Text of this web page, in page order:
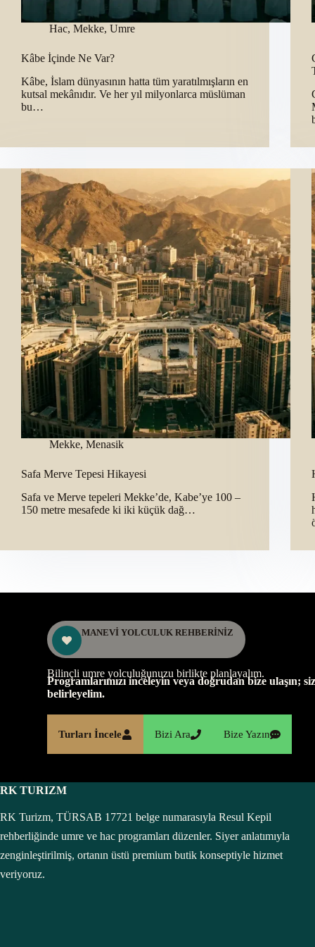
Hac, Mekke, Umre
Kâbe İçinde Ne Var?
Kâbe, İslam dünyasının hatta tüm yaratılmışların en
kutsal mekânıdır. Ve her yıl milyonlarca müslüman
bu…
Mekke, Menasik
Safa Merve Tepesi Hikayesi
Safa ve Merve tepeleri Mekke’de, Kabe’ye 100 –
150 metre mesafede ki iki küçük dağ…
MANEVİ YOLCULUK REHBERİNİZ
Bilinçli umre yolculuğunuzu birlikte planlayalım.
Programlarımızı inceleyin veya doğrudan bize
belirleyelim.
Turları İncele Bizi Ara Bize Yazın
RK TURIZM
RK Turizm, TÜRSAB 17721 belge numarasıyla Resul Kepil
rehberliğinde umre ve hac programları düzenler. Siyer anlatımıyla
zenginleştirilmiş, ortanın üstü premium butik konseptiyle hizmet
veriyoruz.